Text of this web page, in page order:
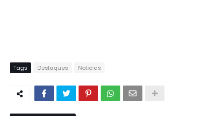
Tags Destaques Noticias